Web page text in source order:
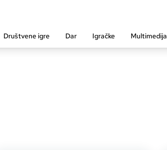
Društvene igre Dar Igračke Multimedija